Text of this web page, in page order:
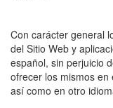
Con carácter general
del Sitio Web y
español, sin perjuicio
ofrecer los mismos en
así como en otro